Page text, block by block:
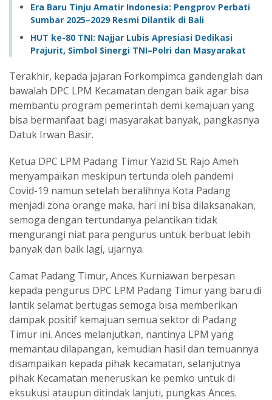
Era Baru Tinju Amatir Indonesia: Pengprov Perbati
Sumbar 2025–2029 Resmi Dilantik di Bali
HUT ke-80 TNI: Najjar Lubis Apresiasi Dedikasi
Prajurit, Simbol Sinergi TNI–Polri dan Masyarakat
Terakhir, kepada jajaran Forkompimca gandenglah dan
bawalah DPC LPM Kecamatan dengan baik agar bisa
membantu program pemerintah demi kemajuan yang
bisa bermanfaat bagi masyarakat banyak, pangkasnya
Datuk Irwan Basir.
Ketua DPC LPM Padang Timur Yazid St. Rajo Ameh
menyampaikan meskipun tertunda oleh pandemi
Covid-19 namun setelah beralihnya Kota Padang
menjadi zona orange maka, hari ini bisa dilaksanakan,
semoga dengan tertundanya pelantikan tidak
mengurangi niat para pengurus untuk berbuat lebih
banyak dan baik lagi, ujarnya.
Camat Padang Timur, Ances Kurniawan berpesan
kepada pengurus DPC LPM Padang Timur yang baru di
lantik selamat bertugas semoga bisa memberikan
dampak positif kemajuan semua sektor di Padang
Timur ini. Ances melanjutkan, nantinya LPM yang
memantau dilapangan, kemudian hasil dan temuannya
disampaikan kepada pihak kecamatan, selanjutnya
pihak Kecamatan meneruskan ke pemko untuk di
eksukusi ataupun ditindak lanjuti, pungkas Ances.